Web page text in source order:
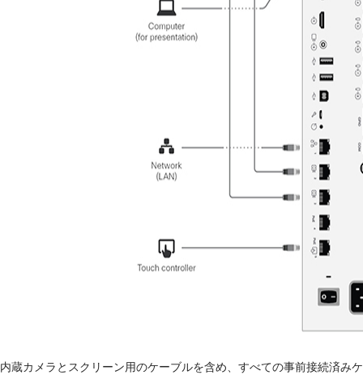
内蔵カメラとスクリーン用のケーブルを含め、すべての事前接続済みケ